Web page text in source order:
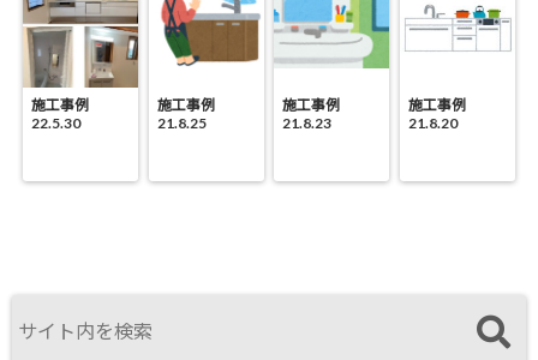
施工事例
22.5.30
施工事例
21.8.25
施工事例
21.8.23
施工事例
21.8.20